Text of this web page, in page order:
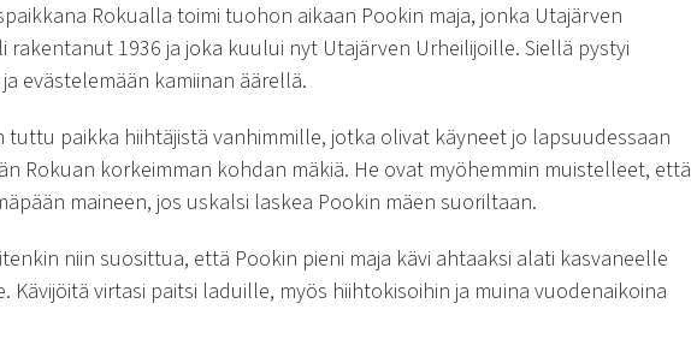
Rokualla toimi tuohon aikaan Pookin maja, jonka Utajärven
1936 ja joka kuului nyt Utajärven Urheilijoille. Siellä pystyi
evästelemään kamiinan äärellä.
tuttu paikka hiihtäjistä vanhimmille, jotka olivat käyneet jo lapsuudessaan
Rokuan korkeimman kohdan mäkiä. He ovat myöhemmin muistelleet, että
maineen, jos uskalsi laskea Pookin mäen suoriltaan.
niin suosittua, että Pookin pieni maja kävi ahtaaksi alati kasvaneelle
Kävijöitä virtasi paitsi laduille, myös hiihtokisoihin ja muina vuodenaikoina